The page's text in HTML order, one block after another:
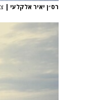
רס״ן יאיר אלקלעי |